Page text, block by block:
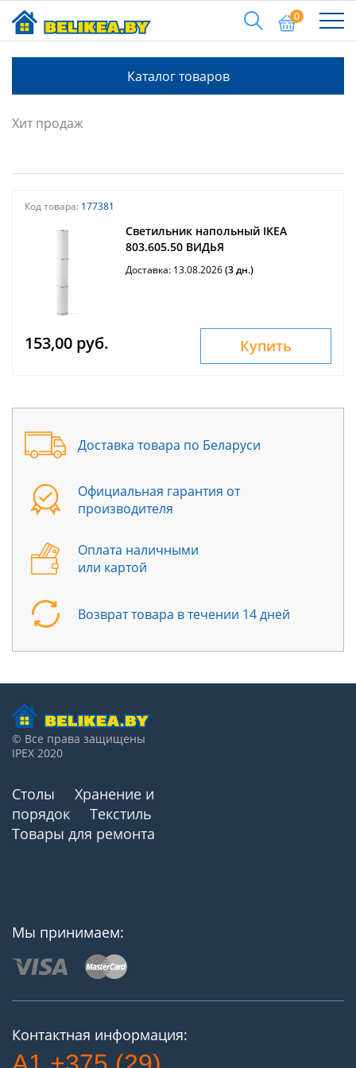
0
Каталог товаров
Хит продаж
Код товара: 177381
Светильник напольный IKEA
803.605.50 ВИДЬЯ
Доставка: 13.08.2026(3 дн.)
153,00 руб. Купить
Доставка товара по Беларуси
Официальная гарантия от
производителя
Оплата наличными
или картой
Возврат товара в течении 14 дней
© Все права защищены
IPEX 2020
Столы
Хранение и
порядок
Текстиль
Товары для ремонта
Мы принимаем:
Контактная информация: